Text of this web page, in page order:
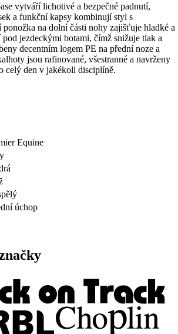
vytváří lichotivé a bezpečné padnutí,
a funkční kapsy kombinují styl s
na dolní části nohy zajišťuje hladké a
jezdeckými botami, čímž snižuje tlak a
decentním logem PE na přední noze a
jsou rafinované, všestranné a navrženy
celý den v jakékoli disciplíně.
Equine
úchop